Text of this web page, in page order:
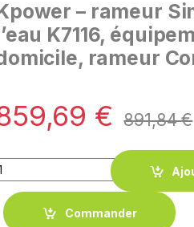
– rameur
K7116,
rameur
€ 891,84€
Commander